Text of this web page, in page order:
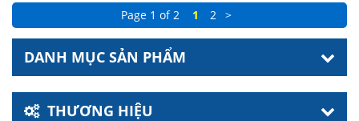
Page 1 of 2 1 2 >
DANH MỤC SẢN PHẨM
THƯƠNG HIỆU